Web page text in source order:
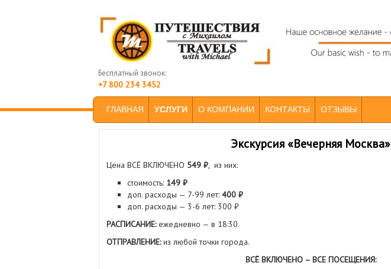
Бесплатный звонок:
+7 800 234 3452
MAIN MENU
SKIP TO PRIMARY CONTENT
SKIP TO SECONDARY CONTENT
ГЛАВНАЯ УСЛУГИ О КОМПАНИИ КОНТАКТЫ ОТЗЫВЫ
Экскурсия «Вечерняя Москва»
Цена ВСЁ ВКЛЮЧЕНО 549 ₽, из них:
стоимость: 149 ₽
доп. расходы — 7-99 лет: 400 ₽
доп. расходы — 3-6 лет: 300 ₽
РАСПИСАНИЕ:ежедневно — в 18:30.
ОТПРАВЛЕНИЕ:из любой точки города.
ВСЁ ВКЛЮЧЕНО – ВСЕ ПОСЕЩЕНИЯ: